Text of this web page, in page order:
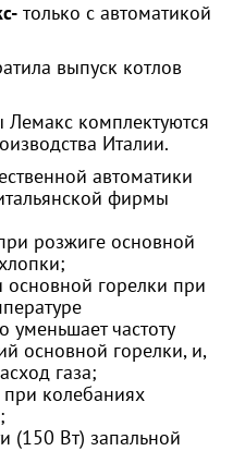
только с автоматикой
выпуск котлов
Лемакс комплектуются
Италии.
автоматики
фирмы
розжиге основной
горелки при
уменьшает частоту
основной горелки, и,
газа;
при колебаниях
(150 Вт) запальной